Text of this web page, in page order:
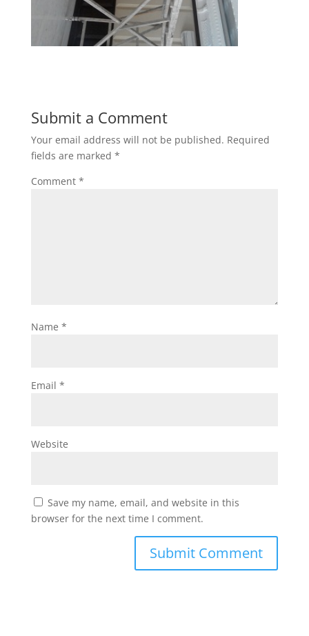
Submit a Comment
Your email address will not be published. Required
fields are marked *
Comment *
Name *
Email *
Website
Save my name, email, and website in this
browser for the next time I comment.